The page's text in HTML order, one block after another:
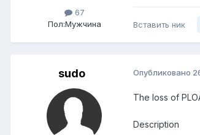
67
Пол:Мужчина Вставить ник
sudo Опубликовано
The loss of
Description